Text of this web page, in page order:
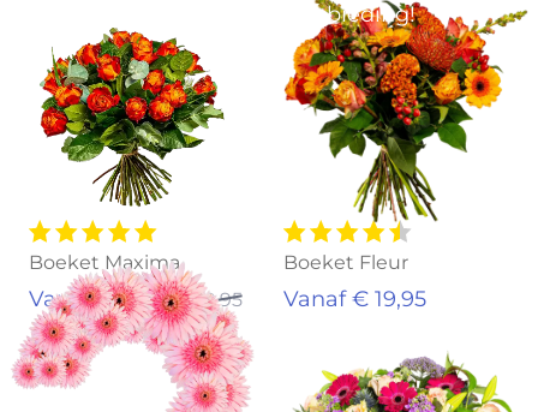
Boeket Maxima
Vanaf € 17,95€ 19,95
Aanbieding!
Boeket Fleur
Vanaf € 19,95